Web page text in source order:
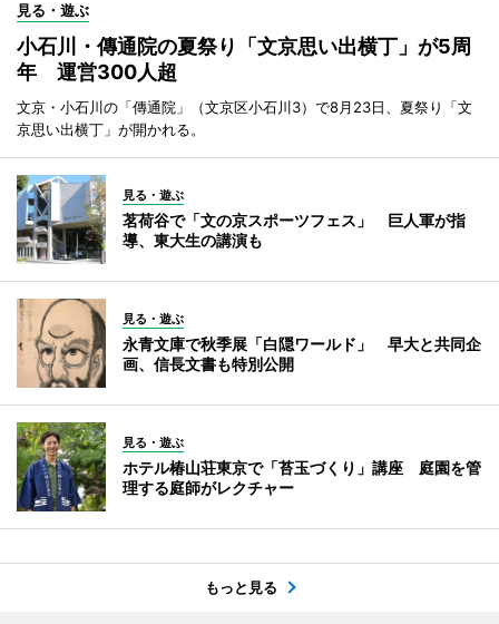
見る・遊ぶ
小石川・傳通院の夏祭り「文京思い出横丁」が5周
年 運営300人超
文京・小石川の「傳通院」（文京区小石川3）で8月23日、夏祭り「文
京思い出横丁」が開かれる。
見る・遊ぶ
茗荷谷で「文の京スポーツフェス」 巨人軍が指
導、東大生の講演も
見る・遊ぶ
永青文庫で秋季展「白隠ワールド」 早大と共同企
画、信長文書も特別公開
見る・遊ぶ
ホテル椿山荘東京で「苔玉づくり」講座 庭園を管
理する庭師がレクチャー
もっと見る